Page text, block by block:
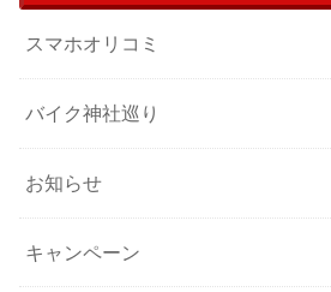
スマホオリコミ
バイク神社巡り
お知らせ
キャンペーン